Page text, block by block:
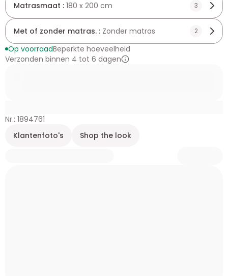
Matrasmaat : 180 x 200 cm 3
Met of zonder matras. : Zonder matras 2
Op voorraadBeperkte hoeveelheid
Verzonden binnen 4 tot 6 dagen
Nr.: 1894761
Klantenfoto's
Shop the look